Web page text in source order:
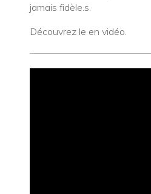
jamais fidèle.s.
Découvrez le en vidéo.